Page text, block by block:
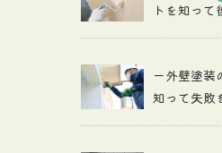
トを知って
ー外壁塗装
知って失敗